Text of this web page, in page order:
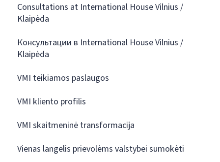
Consultations at International House Vilnius /
Klaipėda
Консультации в International House Vilnius /
Klaipėda
VMI teikiamos paslaugos
VMI kliento profilis
VMI skaitmeninė transformacija
Vienas langelis prievolėms valstybei sumokėti